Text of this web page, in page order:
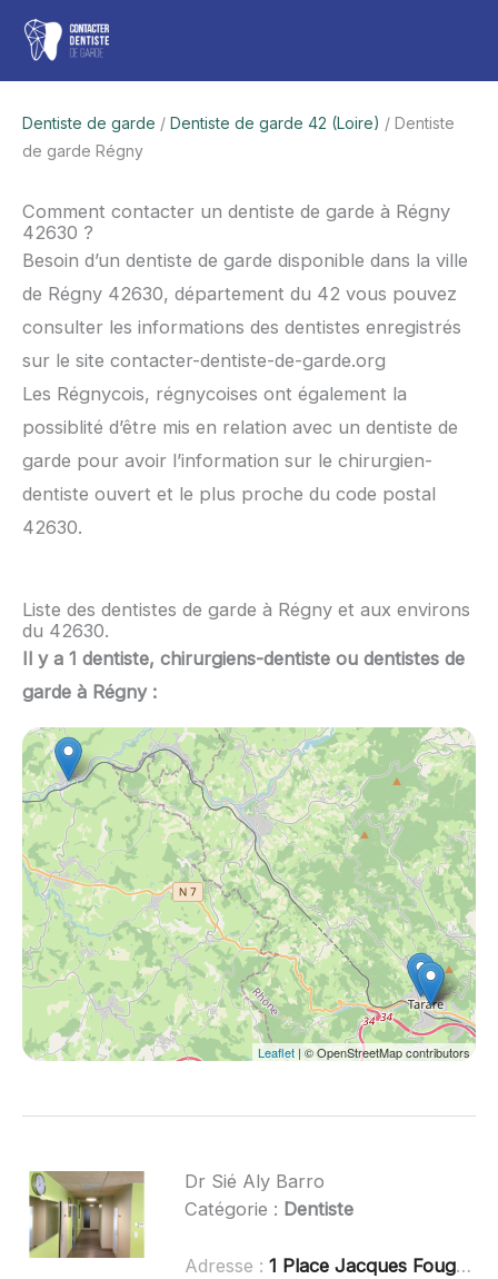
Aller
contenu
Dentiste de garde / Dentiste de garde 42 (Loire) / Dentiste
de garde Régny
Comment contacter un dentiste de garde à Régny
42630 ?
Besoin d’un dentiste de garde disponible dans la ville
de Régny 42630, département du 42 vous pouvez
consulter les informations des dentistes enregistrés
sur le site contacter-dentiste-de-garde.org
Les Régnycois, régnycoises ont également la
possiblité d’être mis en relation avec un dentiste de
garde pour avoir l’information sur le chirurgien-
dentiste ouvert et le plus proche du code postal
42630.
Liste des dentistes de garde à Régny et aux environs
du 42630.
Il y a 1 dentiste, chirurgiens-dentiste ou dentistes de
garde à Régny :
Leaflet | © OpenStreetMap contributors
Dr Sié Aly Barro
Catégorie : Dentiste
Adresse : 1 Place Jacques Fougerat, 42630 Régny